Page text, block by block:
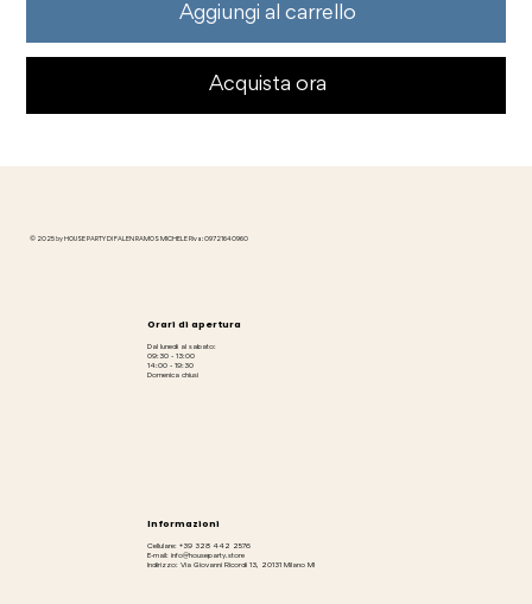
Aggiungi al carrello
Acquista ora
© 2025 by HOUSE PARTY DI FALEN RAMOS MICHELE P.iva: 09721640960
Orari di apertura
Dal lunedì al sabato:
09:30 - 13:00
14:00 - 19:30
Domenica chiusi
Informazioni
Cellulare: +39 328 442 2576
E-mail: info@houseparty.store
Indirizzo: Via Giovanni Ricordi 13, 20131 Milano MI